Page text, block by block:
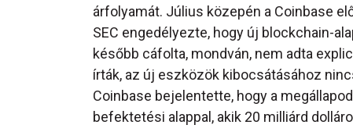
árfolyamát. Július közepén a Coinbase
SEC engedélyezte, hogy új blockchain-
később cáfolta, mondván, nem adta
írták, az új eszközök kibocsátásához
Coinbase bejelentette, hogy a
befektetési alappal, akik 20 milliárd